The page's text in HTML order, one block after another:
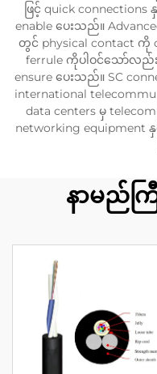
ဖြင့် quick
enable ပေးသည်။
တွင် physical contact ကို
ferrule ကိုပါဝင်သော်လည်
ensure ပေးသည်။ SC
international
data centers မှ
networking equipment
နာမည်က